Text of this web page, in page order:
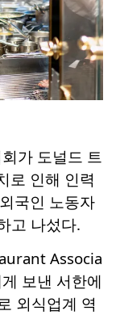
가 도널드 트
로 인해 인력
국인 노동자
고 나섰다.
Associa
보낸 서한에
외식업계 역